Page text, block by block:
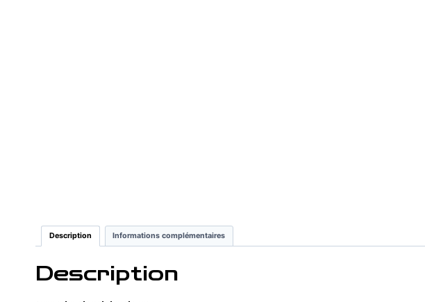
Description Informations complémentaires
Description